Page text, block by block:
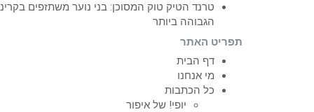
טרנד הטיק טוק המסוכן: בני נוער משתזפים
הגבוהה ביותר
תפריט האתר
דף הבית
מי אנחנו
כל הכתבות
יופי! של איפור